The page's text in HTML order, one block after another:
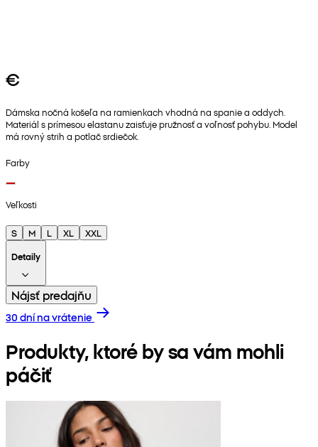
€
Dámska nočná košeľa na ramienkach vhodná na spanie a oddych.
Materiál s prímesou elastanu zaisťuje pružnosť a voľnosť pohybu. Model
má rovný strih a potlač srdiečok.
Farby
Veľkosti
S M L XL
XXL
Detaily
Nájsť predajňu
30 dní na vrátenie
Produkty, ktoré by sa vám mohli
páčiť